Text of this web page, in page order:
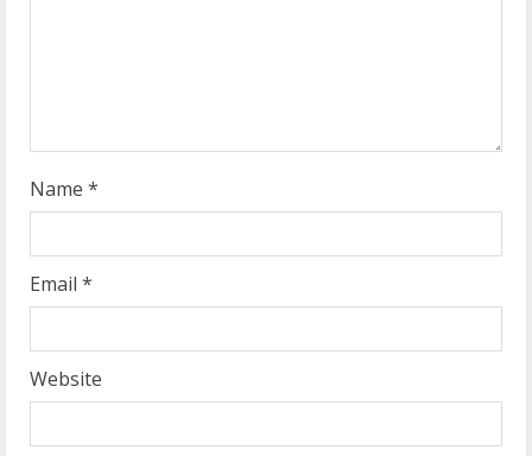
g
Name *
Email *
Website